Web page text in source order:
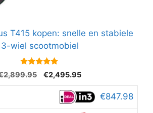
T415 kopen: snelle en stabiele
3-wiel scootmobiel
4.8
van 5
2,899.95
Oorspronkelijke
prijs
€2,899.95.
€2,495.95Huidige
prijs
is:
€2,495.95.
€847.98